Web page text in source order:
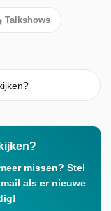
Talkshows
missen? Stel
als er nieuwe